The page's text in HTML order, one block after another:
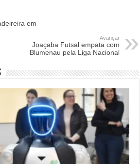
em
Avançar
Joaçaba Futsal empata com
Blumenau pela Liga Nacional